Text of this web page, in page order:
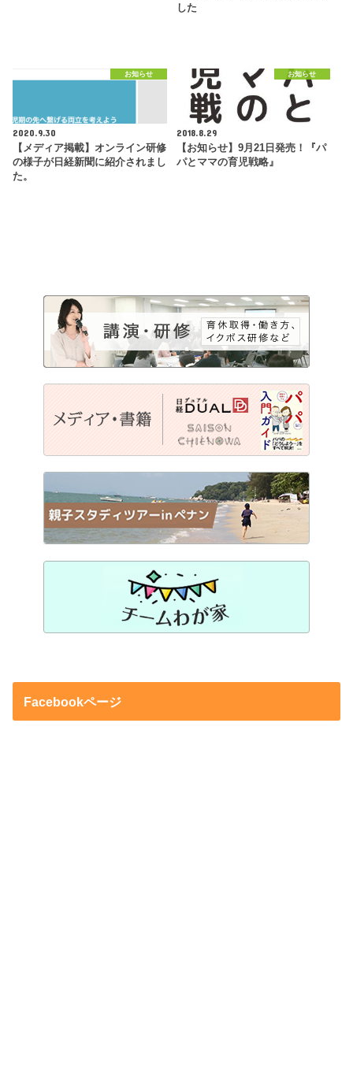
した
お知らせ
2020.9.30
【メディア掲載】オンライン研修
の様子が日経新聞に紹介されまし
た。
お知らせ
2018.8.29
【お知らせ】9月21日発売！『パ
パとママの育児戦略』
Facebookページ